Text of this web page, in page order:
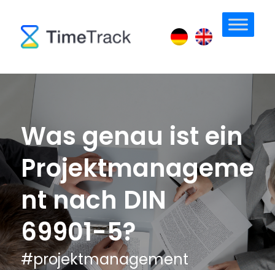
Was genau ist ein
Projektmanageme
nt nach DIN
69901-5?
#projektmanagement